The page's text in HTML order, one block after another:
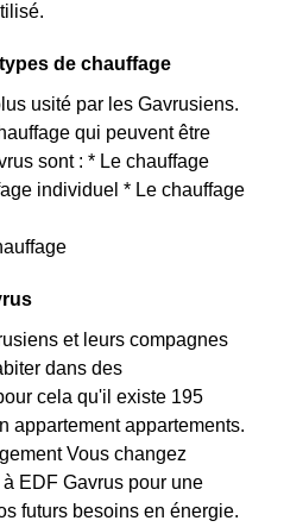
de chauffage
usité par les Gavrusiens.
qui peuvent être
sont : * Le chauffage
individuel * Le chauffage
et leurs compagnes
dans des
cela qu'il existe 195
appartement appartements.
Vous changez
EDF Gavrus pour une
futurs besoins en énergie.